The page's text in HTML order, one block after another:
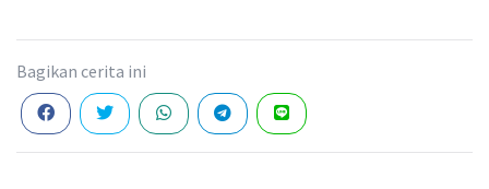
Bagikan cerita ini